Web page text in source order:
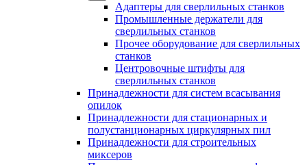
Адаптеры для сверлильных станков
Промышленные держатели для
сверлильных станков
Прочее оборудование для сверлильных
станков
Центровочные штифты для
сверлильных станков
Принадлежности для систем всасывания
опилок
Принадлежности для стационарных и
полустанционарных циркулярных пил
Принадлежности для строительных
миксеров